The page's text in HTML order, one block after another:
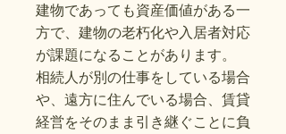
建物であっても資産価値がある一
方で、建物の老朽化や入居者対応
が課題になることがあります。
相続人が別の仕事をしている場合
や、遠方に住んでいる場合、賃貸
経営をそのまま引き継ぐことに負